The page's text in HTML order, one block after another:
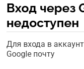
Вход через
недоступен
Для входа в
Google почту